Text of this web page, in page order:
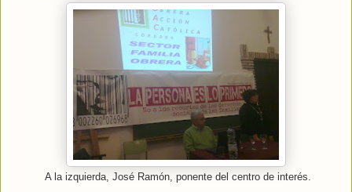
A la izquierda, José Ramón, ponente del centro de interés.